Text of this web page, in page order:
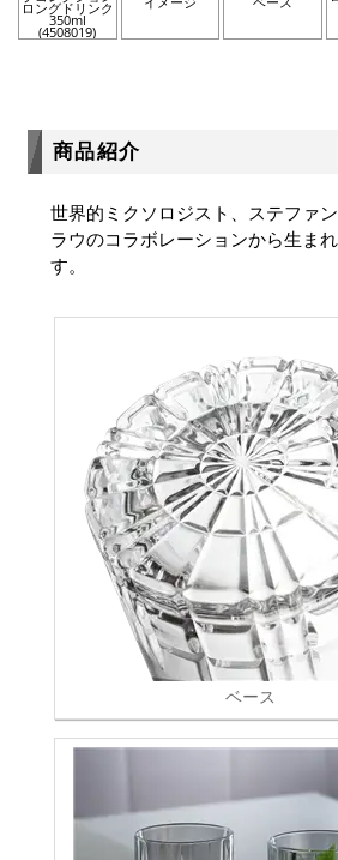
ロングドリンク
350ml
(4508019)
商品紹介
世界的ミクソロジスト、ステファ
ラウのコラボレーションから生ま
す。
ベース